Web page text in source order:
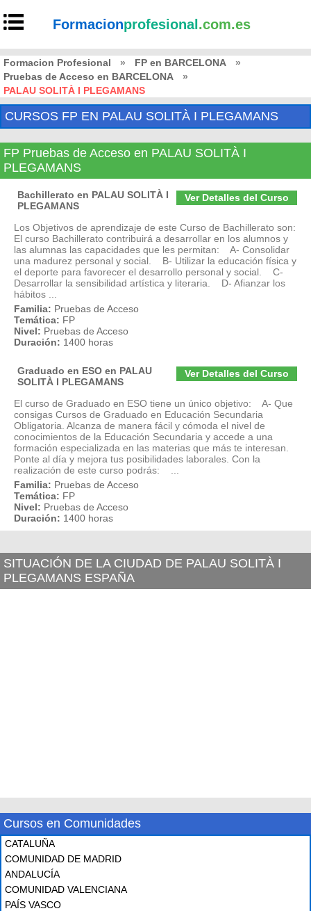
Formacionprofesional .com.es
Formacion Profesional » FP en BARCELONA
»
Pruebas de Acceso en BARCELONA
»
PALAU SOLITÀ I PLEGAMANS
CURSOS FP EN PALAU SOLITÀ I PLEGAMANS
FP Pruebas de Acceso en PALAU SOLITÀ I
PLEGAMANS
Ver Detalles del Curso
Bachillerato en PALAU SOLITÀ I
PLEGAMANS
Los Objetivos de aprendizaje de este Curso de Bachillerato son:
El curso Bachillerato contribuirá a desarrollar en los alumnos y
las alumnas las capacidades que les permitan: A- Consolidar
una madurez personal y social. B- Utilizar la educación física y
el deporte para favorecer el desarrollo personal y social. C-
Desarrollar la sensibilidad artística y literaria. D- Afianzar los
hábitos ...
Familia: Pruebas de Acceso
Temática: FP
Nivel: Pruebas de Acceso
Duración: 1400 horas
Ver Detalles del Curso
Graduado en ESO en PALAU
SOLITÀ I PLEGAMANS
El curso de Graduado en ESO tiene un único objetivo: A- Que
consigas Cursos de Graduado en Educación Secundaria
Obligatoria. Alcanza de manera fácil y cómoda el nivel de
conocimientos de la Educación Secundaria y accede a una
formación especializada en las materias que más te interesan.
Ponte al día y mejora tus posibilidades laborales. Con la
realización de este curso podrás: ...
Familia: Pruebas de Acceso
Temática: FP
Nivel: Pruebas de Acceso
Duración: 1400 horas
SITUACIÓN DE LA CIUDAD DE PALAU SOLITÀ I
PLEGAMANS ESPAÑA
Cursos en Comunidades
CATALUÑA
COMUNIDAD DE MADRID
ANDALUCÍA
COMUNIDAD VALENCIANA
PAÍS VASCO